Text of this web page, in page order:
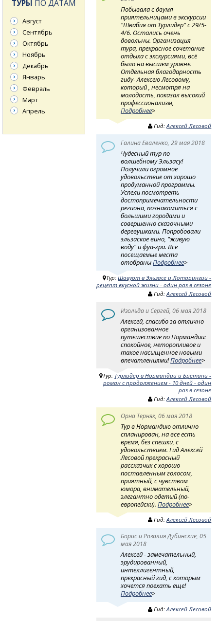
Побывала с двумя
приятельницами в экскурсии
"Швабия от Турлидер" с 29/5-
4/6. Остались очень
довольны. Организация
тура, прекрасное сочетание
отдыха с экскурсиями, всё
было на высшем уровне.
Отдельная благодарность
гиду- Алексею Лесовому,
который , несмотря на
молодость, показал высокий
профессионализм,
Подробнее>
Гид:Алексей Лесовой
Галина Еваленко, 29 мая 2018
Чудесный тур по
волшебному Эльзасу!
Получили огромное
удовольствие от хорошо
продуманной программы.
Успели посмотреть
достопримечательности
региона, познакомиться с
большими городами и
совершенно сказочными
деревушками. Попробовали
эльзаское вино, "живую
воду" и фуа-гра. Все
посещаемые места
отобраныПодробнее>
Тур:Шавуот в Эльзасе и Лотарингии -
рецепт вкусной жизни - один раз в сезоне
Гид:Алексей Лесовой
Изольда и Сергей, 06 мая 2018
Алексей, спасибо за отлично
организованное
путешествие по Нормандии:
спокойное, неторопливое и
такое насыщенное новыми
впечатлениями!Подробнее>
Тур: Турлидер в Нормандии и Бретани -
роман с продолжением - 10 дней - один
раз в сезоне
Гид:Алексей Лесовой
Орна Терняк, 06 мая 2018
Тур в Нормандию отлично
спланирован, на все есть
время, без спешки, с
удовольствием. Гид Алексей
Лесовой прекрасный
рассказчик с хорошо
поставленным голосом,
приятный, с чувством
юмора, внимательный,
элегантно одетый (по-
европейски).Подробнее>
Гид:Алексей Лесовой
Борис и Розалия Дубинские, 05
мая 2018
Алексей - замечательный,
эрудированный,
интеллигентный,
прекрасный гид, с которым
хочется поехать еще!
Подробнее>
Гид:Алексей Лесовой
ТУРЫ ПО ДАТАМ
Август
Сентябрь
Октябрь
Ноябрь
Декабрь
Январь
Февраль
Март
Апрель